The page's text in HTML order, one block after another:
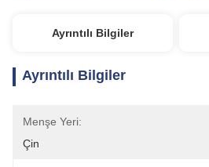
Ayrıntılı Bilgiler
Ayrıntılı Bilgiler
Menşe Yeri:
Çin